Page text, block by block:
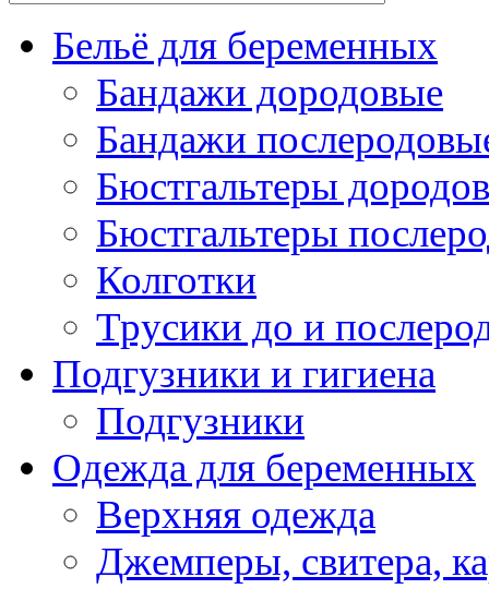
Бельё для беременных
Бандажи дородовые
Бандажи
Бюстгальтеры
Бюстгальтеры
Колготки
Трусики до и
Подгузники и гигиена
Подгузники
Одежда для беременных
Верхняя одежда
Джемперы, свитера,